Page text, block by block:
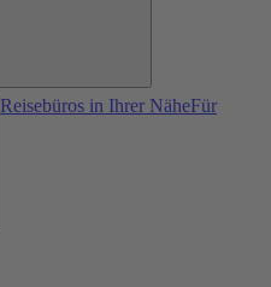
Reisebüros in Ihrer NäheFür